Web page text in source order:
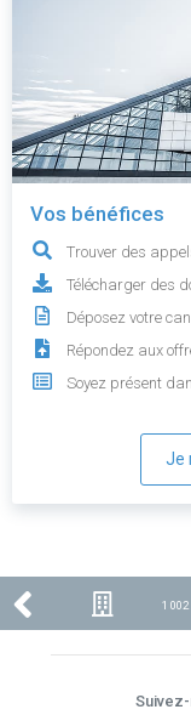
Vos bénéfices
Trouver des
Télécharger des
Déposez votre
Répondez aux
Soyez présent
Je
1 002